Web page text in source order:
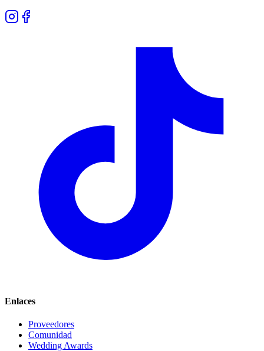
Enlaces
Proveedores
Comunidad
Wedding Awards